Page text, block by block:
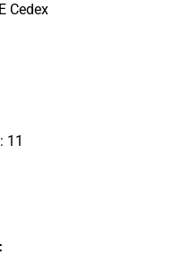
Cedex
11